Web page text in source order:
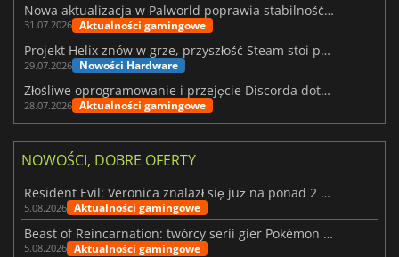
Nowa aktualizacja w Palworld poprawia stabilność Sunreach i walk z bossami
31.07.2026 Aktualności gamingowe
Projekt Helix znów w grze, przyszłość Steam stoi pod znakiem zapytania
29.07.2026 Nowości Hardware
Złośliwe oprogramowanie i przejęcie Discorda dotknęły Meccha Chameleon
28.07.2026 Aktualności gamingowe
NOWOŚCI, DOBRE OFERTY
Resident Evil: Veronica znalazł się już na ponad 2 milionach list życzeń
5.08.2026 Aktualności gamingowe
Beast of Reincarnation: twórcy serii gier Pokémon wkraczają na nową ścieżkę
5.08.2026 Aktualności gamingowe